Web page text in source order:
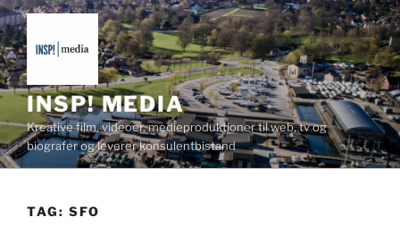
Videre
til
indhold
INSP! MEDIA
Kreative film, videoer, medieproduktioner til web, tv og
biografer og leverer konsulentbistand
TAG: SFO